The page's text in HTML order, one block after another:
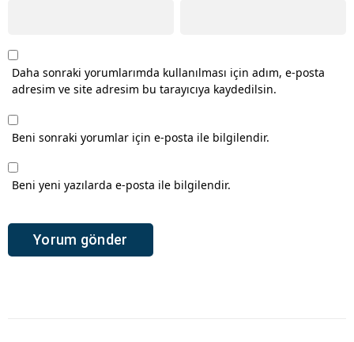
Daha sonraki yorumlarımda kullanılması için adım, e-posta
adresim ve site adresim bu tarayıcıya kaydedilsin.
Beni sonraki yorumlar için e-posta ile bilgilendir.
Beni yeni yazılarda e-posta ile bilgilendir.